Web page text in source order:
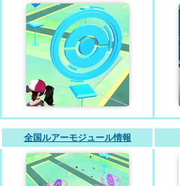
全国ルアーモジュール情報